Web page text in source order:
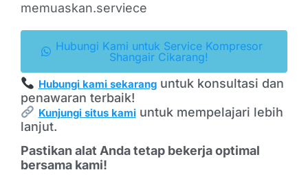
memuaskan.serviece
Hubungi Kami untuk Service Kompresor
Shangair Cikarang!
Hubungi kami sekaranguntuk konsultasi dan
penawaran terbaik!
Kunjungi situs kamiuntuk mempelajari lebih
lanjut.
Pastikan alat Anda tetap bekerja optimal
bersama kami!